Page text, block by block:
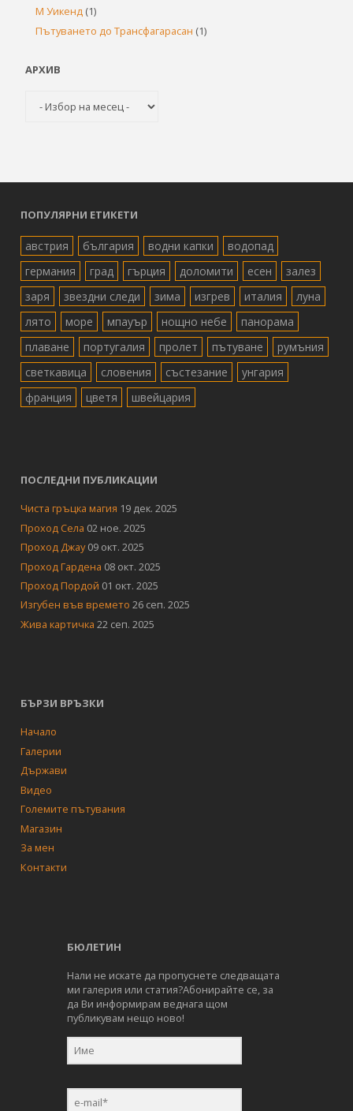
М Уикенд (1)
Пътуването до Трансфагарасан (1)
АРХИВ
ПОПУЛЯРНИ ЕТИКЕТИ
австрия българия водни капки
водопад
германия
град гърция доломити есен
залез
заря
звездни следи зима изгрев италия
луна
лято
море мпауър нощно небе
панорама
плаване
португалия пролет пътуване
румъния
светкавица
словения състезание
унгария
франция
цветя швейцария
ПОСЛЕДНИ ПУБЛИКАЦИИ
Чиста гръцка магия 19 дек. 2025
Проход Села 02 ное. 2025
Проход Джау 09 окт. 2025
Проход Гардена 08 окт. 2025
Проход Пордой 01 окт. 2025
Изгубен във времето 26 сеп. 2025
Жива картичка 22 сеп. 2025
БЪРЗИ ВРЪЗКИ
Начало
Галерии
Държави
Видео
Големите пътувания
Магазин
За мен
Контакти
БЮЛЕТИН
Нали не искате да пропуснете следващата
ми галерия или статия?Абонирайте се, за
да Ви информирам веднага щом
публикувам нещо ново!